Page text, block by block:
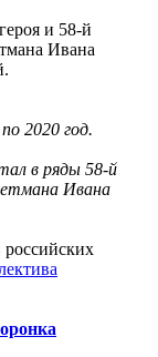
и 58-й
Ивана
2020 год.
в ряды 58-й
Ивана